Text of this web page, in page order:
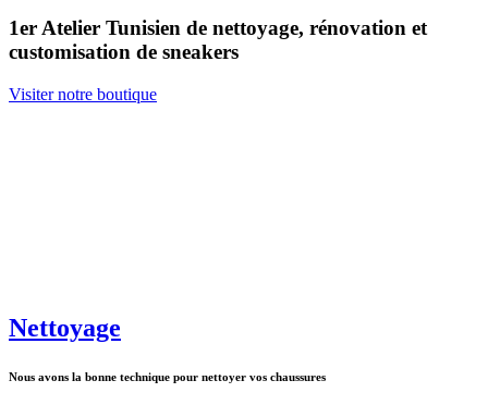
1er Atelier Tunisien de nettoyage, rénovation et
customisation de sneakers
Visiter notre boutique
Nettoyage
Nous avons la bonne technique pour nettoyer vos chaussures